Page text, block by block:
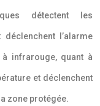
détectent les
l’alarme
à infrarouge, quant à
et déclenchent
zone protégée.